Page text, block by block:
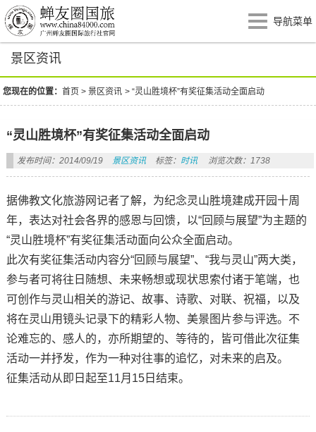
导航菜单
景区资讯
您现在的位置：首页 >景区资讯 >“灵山胜境杯”有奖征集活动全面启动
“灵山胜境杯”有奖征集活动全面启动
发布时间：2014/09/19 景区资讯 标签： 时讯 浏览次数：1738
据佛教文化旅游网记者了解，为纪念灵山胜境建成开园十周
年，表达对社会各界的感恩与回馈，以“回顾与展望”为主题的
“灵山胜境杯”有奖征集活动面向公众全面启动。
此次有奖征集活动内容分“回顾与展望”、“我与灵山”两大类，
参与者可将往日随想、未来畅想或现状思索付诸于笔端，也
可创作与灵山相关的游记、故事、诗歌、对联、祝福，以及
将在灵山用镜头记录下的精彩人物、美景图片参与评选。不
论难忘的、感人的，亦所期望的、等待的，皆可借此次征集
活动一并抒发，作为一种对往事的追忆，对未来的启及。
征集活动从即日起至11月15日结束。